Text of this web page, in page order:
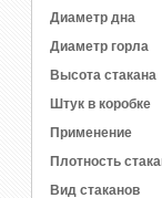
Диаметр дна
Диаметр горла
Высота стакана
Штук в коробке
Применение
Плотность
Вид стаканов